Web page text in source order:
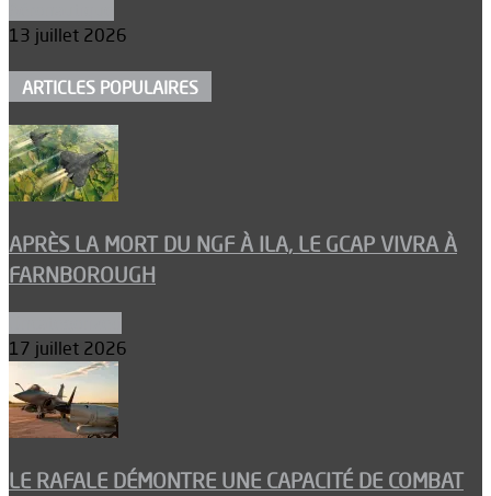
13 juillet 2026
ARTICLES POPULAIRES
APRÈS LA MORT DU NGF À ILA, LE GCAP VIVRA À
FARNBOROUGH
17 juillet 2026
LE RAFALE DÉMONTRE UNE CAPACITÉ DE COMBAT